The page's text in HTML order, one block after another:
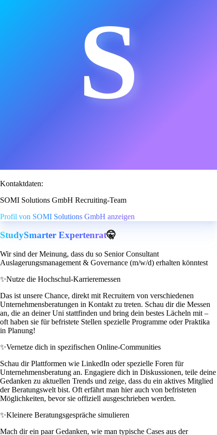
S
Kontaktdaten:
SOMI Solutions GmbH Recruiting-Team
Profil von SOMI Solutions GmbH anzeigen
StudySmarter Expertenrat🤫
Wir sind der Meinung, dass du so Senior Consultant
Auslagerungsmanagement & Governance (m/w/d) erhalten könntest
✨Nutze die Hochschul-Karrieremessen
Das ist unsere Chance, direkt mit Recruitern von verschiedenen
Unternehmensberatungen in Kontakt zu treten. Schau dir die Messen
an, die an deiner Uni stattfinden und bring dein bestes Lächeln mit –
oft haben sie für befristete Stellen spezielle Programme oder Praktika
in Planung!
✨Vernetze dich in spezifischen Online-Communities
Schau dir Plattformen wie LinkedIn oder spezielle Foren für
Unternehmensberatung an. Engagiere dich in Diskussionen, teile deine
Gedanken zu aktuellen Trends und zeige, dass du ein aktives Mitglied
der Beratungswelt bist. Oft erfährt man hier auch von befristeten
Möglichkeiten, bevor sie offiziell ausgeschrieben werden.
✨Kleinere Beratungsgespräche simulieren
Mach dir ein paar Gedanken, wie man typische Cases aus der